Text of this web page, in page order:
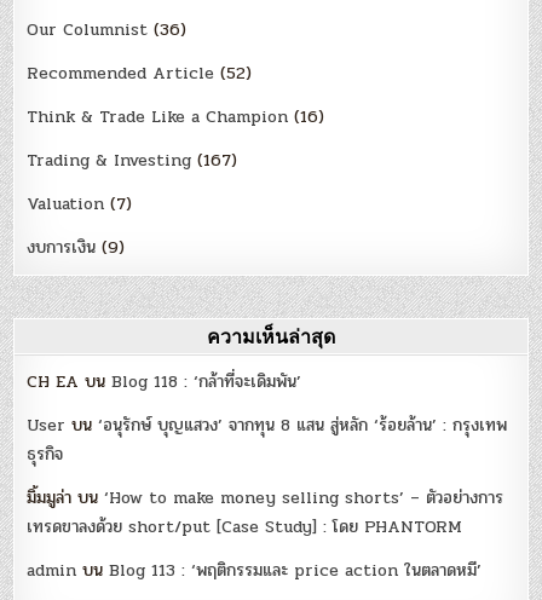
Our Columnist (36)
Recommended Article (52)
Think & Trade Like a Champion (16)
Trading & Investing (167)
Valuation (7)
งบการเงิน (9)
ความเห็นล่าสุด
CH EA บนBlog 118 : ‘กล้าที่จะเดิมพัน’
User บน‘อนุรักษ์ บุญแสวง’ จากทุน 8 แสน สู่หลัก ‘ร้อยล้าน’ : กรุงเทพ
ธุรกิจ
มิ้มมูล่า บน‘How to make money selling shorts’ – ตัวอย่างการ
เทรดขาลงด้วย short/put [Case Study] : โดย PHANTORM
admin บนBlog 113 : ‘พฤติกรรมและ price action ในตลาดหมี’